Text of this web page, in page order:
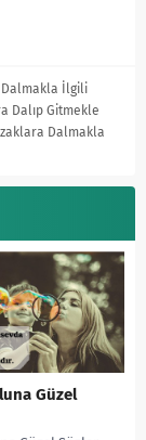
İlgili
Dalıp Gitmekle
Dalmakla
Güzel